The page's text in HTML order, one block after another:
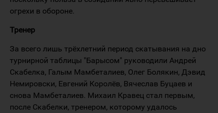
огрехи в обороне.
Тренер
За всего лишь трёхлетний период скатывания на дно
турнирной таблицы "Барысом" руководили Андрей
Скабелка, Галым Мамбеталиев, Олег Болякин, Дэвид
Немировски, Евгений Королёв, Вячеслав Буцаев и
снова Мамбеталиев. Михаил Кравец стал первым,
после Скабелки, тренером, которому удалось